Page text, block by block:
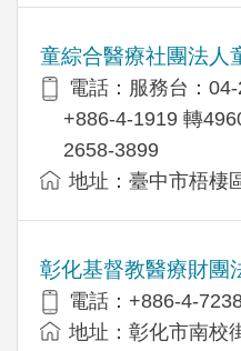
童綜合醫療社團法人
電話：服務台：
+886-4-1919 轉
2658-3899
地址：臺中市梧棲
彰化基督教醫療財團
電話：+886-4-
地址：彰化市南校